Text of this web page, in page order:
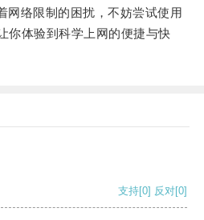
络限制的困扰，不妨尝试使用
你体验到科学上网的便捷与快
支持[0] 反对[0]